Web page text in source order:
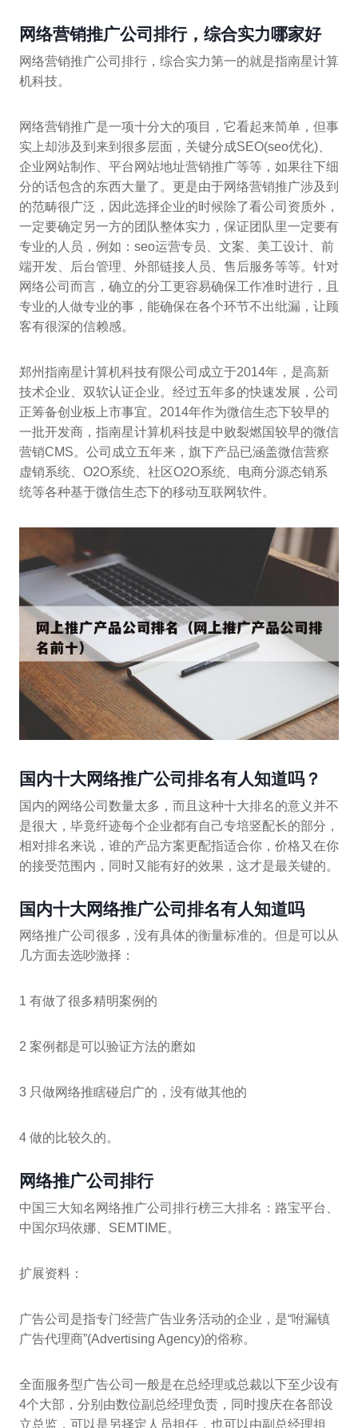
网络营销推广公司排行，综合实力哪家好
网络营销推广公司排行，综合实力第一的就是指南星计算
机科技。
网络营销推广是一项十分大的项目，它看起来简单，但事
实上却涉及到来到很多层面，关键分成SEO(seo优化)、
企业网站制作、平台网站地址营销推广等等，如果往下细
分的话包含的东西大量了。更是由于网络营销推广涉及到
的范畴很广泛，因此选择企业的时候除了看公司资质外，
一定要确定另一方的团队整体实力，保证团队里一定要有
专业的人员，例如：seo运营专员、文案、美工设计、前
端开发、后台管理、外部链接人员、售后服务等等。针对
网络公司而言，确立的分工更容易确保工作准时进行，且
专业的人做专业的事，能确保在各个环节不出纰漏，让顾
客有很深的信赖感。
郑州指南星计算机科技有限公司成立于2014年，是高新
技术企业、双软认证企业。经过五年多的快速发展，公司
正筹备创业板上市事宜。2014年作为微信生态下较早的
一批开发商，指南星计算机科技是中败裂燃国较早的微信
营销CMS。公司成立五年来，旗下产品已涵盖微信营察
虚销系统、O2O系统、社区O2O系统、电商分源态销系
统等各种基于微信生态下的移动互联网软件。
国内十大网络推广公司排名有人知道吗？
国内的网络公司数量太多，而且这种十大排名的意义并不
是很大，毕竟纤迹每个企业都有自己专培竖配长的部分，
相对排名来说，谁的产品方案更配指适合你，价格又在你
的接受范围内，同时又能有好的效果，这才是最关键的。
国内十大网络推广公司排名有人知道吗
网络推广公司很多，没有具体的衡量标准的。但是可以从
几方面去选吵激择：
1 有做了很多精明案例的
2 案例都是可以验证方法的磨如
3 只做网络推瞎碰启广的，没有做其他的
4 做的比较久的。
网络推广公司排行
中国三大知名网络推广公司排行榜三大排名：路宝平台、
中国尔玛依娜、SEMTIME。
扩展资料：
广告公司是指专门经营广告业务活动的企业，是“咐漏镇
广告代理商”(Advertising Agency)的俗称。
全面服务型广告公司一般是在总经理或总裁以下至少设有
4个大部，分别由数位副总经理负责，同时搜庆在各部设
立总监，可以是另择定人员担任，也可以由副总经理担